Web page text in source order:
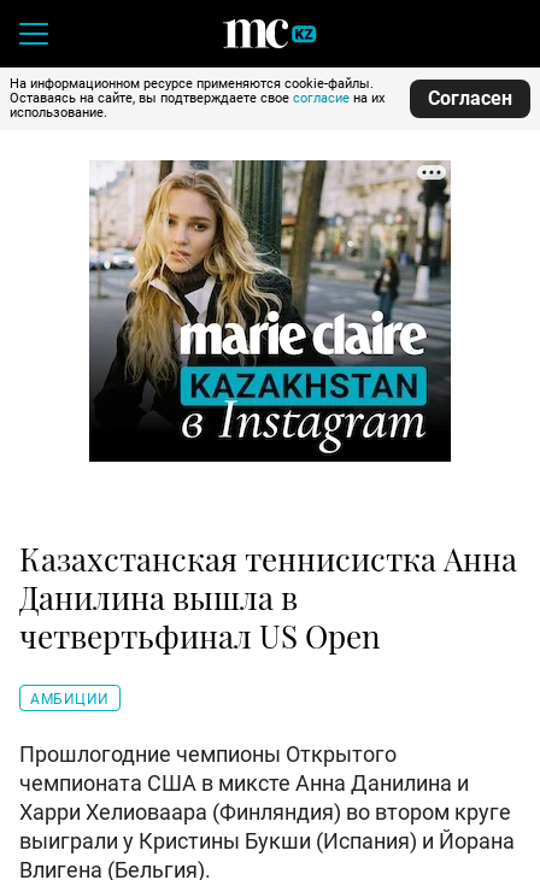
На информационном ресурсе применяются cookie-файлы.
Оставаясь на сайте, вы подтверждаете свое согласие на их
использование.
Согласен
Казахстанская теннисистка Анна
Данилина вышла в
четвертьфинал US Open
АМБИЦИИ
Прошлогодние чемпионы Открытого
чемпионата США в миксте Анна Данилина и
Харри Хелиоваара (Финляндия) во втором круге
выиграли у Кристины Букши (Испания) и Йорана
Влигена (Бельгия).